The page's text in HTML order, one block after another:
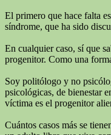
El primero que hace falta
síndrome, que ha sido
En cualquier caso, sí que
progenitor. Como una
Soy politólogo y no
psicológicas, de bienestar
víctima es el progenitor
Cuántos casos más se